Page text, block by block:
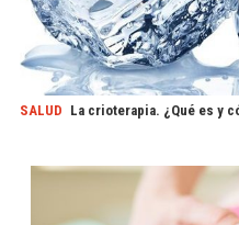
SALUD La crioterapia. ¿Qué es y